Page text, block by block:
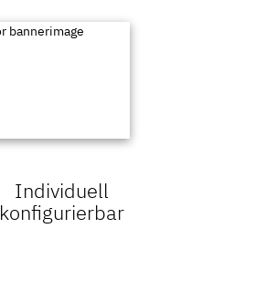
Individuell
konfigurierbar